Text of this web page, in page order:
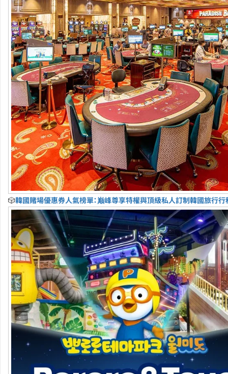
🎲韓國賭場優惠券人氣榜單：巅峰尊享特權與頂級私人訂制韓國旅行行